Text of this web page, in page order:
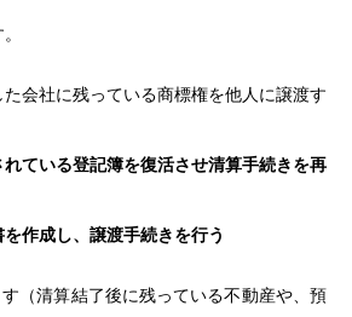
会社に残っている商標権を他人に譲渡す
れている登記簿を復活させ清算手続きを再
作成し、譲渡手続きを行う
（清算結了後に残っている不動産や、預